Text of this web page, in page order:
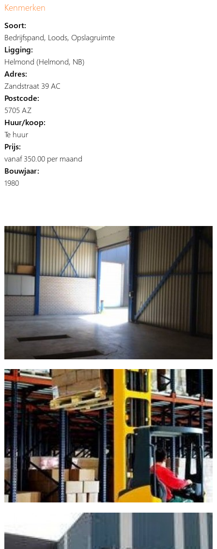
Kenmerken
Soort:
Bedrijfspand, Loods, Opslagruimte
Ligging:
Helmond (Helmond, NB)
Adres:
Zandstraat 39 AC
Postcode:
5705 AZ
Huur/koop:
Te huur
Prijs:
vanaf 350.00 per maand
Bouwjaar:
1980